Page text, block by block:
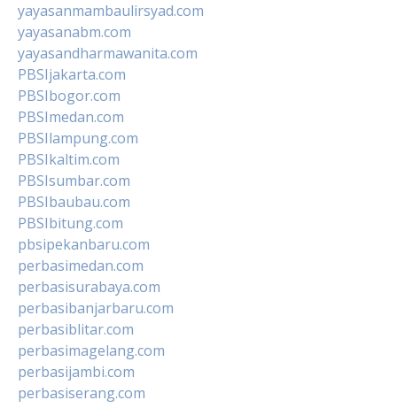
yayasanmambaulirsyad.com
yayasanabm.com
yayasandharmawanita.com
PBSIjakarta.com
PBSIbogor.com
PBSImedan.com
PBSIlampung.com
PBSIkaltim.com
PBSIsumbar.com
PBSIbaubau.com
PBSIbitung.com
pbsipekanbaru.com
perbasimedan.com
perbasisurabaya.com
perbasibanjarbaru.com
perbasiblitar.com
perbasimagelang.com
perbasijambi.com
perbasiserang.com